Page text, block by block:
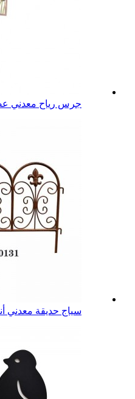
جرس رياح معدني
سياج حديقة معدني